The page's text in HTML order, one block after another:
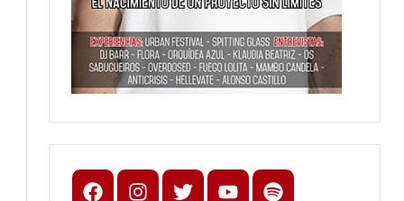
FacebookInstagram
X youtubespotify